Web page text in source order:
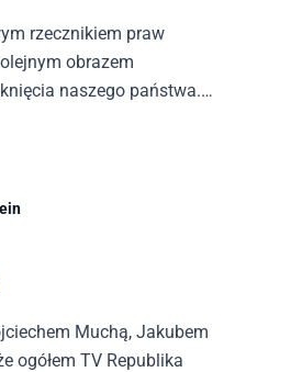
rzecznikiem praw
obrazem
naszego państwa.
Muchą, Jakubem
ogółem TV Republika